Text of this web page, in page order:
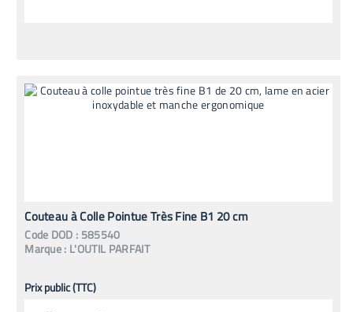
Couteau à Colle Pointue Très Fine B1 20 cm
Code DOD : 585540
Marque : L'OUTIL PARFAIT
Prix public (TTC)